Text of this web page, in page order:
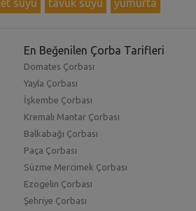
et suyu tavuk suyu yumurta
En Beğenilen Çorba Tarifleri
Domates Çorbası
Yayla Çorbası
İşkembe Çorbası
Kremalı Mantar Çorbası
Balkabağı Çorbası
Paça Çorbası
Süzme Mercimek Çorbası
Ezogelin Çorbası
Şehriye Çorbası